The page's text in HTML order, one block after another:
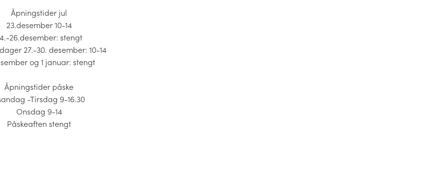
Åpningstider jul
23.desember 10-14
26.desember: stengt
27.-30. desember: 10-14
og 1 januar: stengt
Åpningstider påske
-Tirsdag 9-16.30
Onsdag 9-14
Påskeaften stengt